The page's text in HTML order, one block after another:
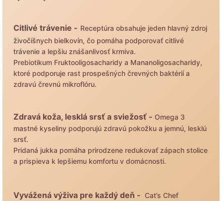
Citlivé trávenie - Receptúra obsahuje jeden hlavný zdroj
živočíšnych bielkovín, čo pomáha podporovať citlivé
trávenie a lepšiu znášanlivosť krmiva.
Prebiotikum Fruktooligosacharidy a Mananoligosacharidy,
ktoré podporuje rast prospešných črevných baktérií a
zdravú črevnú mikroflóru.
Zdravá koža, lesklá srsť a sviežosť - Omega 3
mastné kyseliny podporujú zdravú pokožku a jemnú, lesklú
srsť.
Pridaná jukka pomáha prirodzene redukovať zápach stolice
a prispieva k lepšiemu komfortu v domácnosti.
Vyvážená výživa pre každý deň - Cat’s Chef